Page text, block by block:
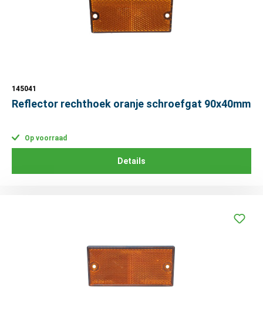
145041
Reflector rechthoek oranje schroefgat 90x40mm
Op voorraad
Details